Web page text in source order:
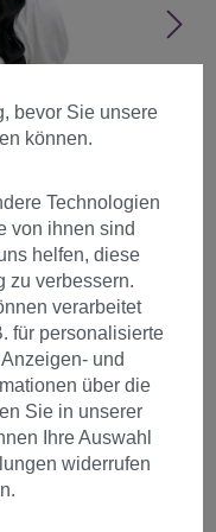
bevor Sie unsere
können.
Technologien
von ihnen sind
helfen, diese
zu verbessern.
verarbeitet
für personalisierte
und
über die
Sie in unserer
Ihre Auswahl
widerrufen